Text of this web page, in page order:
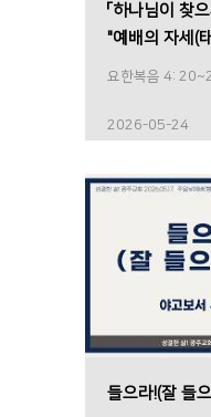
「하나님이 찾
"예배의 자세(
요한복음 4:
2026-05-24
들으라!(잘 들